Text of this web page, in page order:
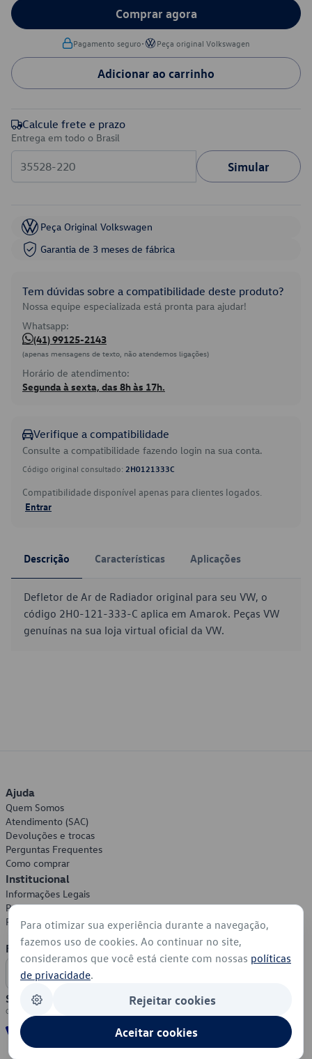
Comprar agora
Pagamento seguro• Peça original Volkswagen
Adicionar ao carrinho
Calcule frete e prazo
Entrega em todo o Brasil
Simular
Peça Original Volkswagen
Garantia de 3 meses de fábrica
Tem dúvidas sobre a compatibilidade deste produto?
Nossa equipe especializada está pronta para ajudar!
Whatsapp:
(41) 99125-2143
(apenas mensagens de texto, não atendemos ligações)
Horário de atendimento:
Segunda à sexta, das 8h às 17h.
Verifique a compatibilidade
Consulte a compatibilidade fazendo login na sua conta.
Código original consultado: 2H0121333C
Compatibilidade disponível apenas para clientes logados.
Entrar
Descrição Características Aplicações
Defletor de Ar de Radiador original para seu VW, o
código 2H0-121-333-C aplica em Amarok. Peças VW
genuínas na sua loja virtual oficial da VW.
Ajuda
Quem Somos
Atendimento (SAC)
Devoluções e trocas
Perguntas Frequentes
Como comprar
Institucional
Informações Legais
Política de Privacidade
Política de Cookies
Formas de Pagamento
Segurança
Para otimizar sua experiência durante a navegação,
fazemos uso de cookies. Ao continuar no site,
consideramos que você está ciente com nossas políticas
de privacidade.
Rejeitar cookies
Aceitar cookies